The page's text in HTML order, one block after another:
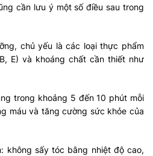
cần lưu ý một số điều sau trong
chủ yếu là các loại thực phẩm
E) và khoáng chất cần thiết như
trong khoảng 5 đến 10 phút mỗi
máu và tăng cường sức khỏe của
không sấy tóc bằng nhiệt độ cao,